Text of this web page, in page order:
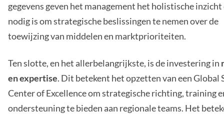
gegevens geven het management het holistische
nodig is om strategische beslissingen te nemen over de
toewijzing van middelen en marktprioriteiten.
Ten slotte, en het allerbelangrijkste, is de investering in
en expertise. Dit betekent het opzetten van een Global
Center of Excellence om strategische richting, training
ondersteuning te bieden aan regionale teams. Het